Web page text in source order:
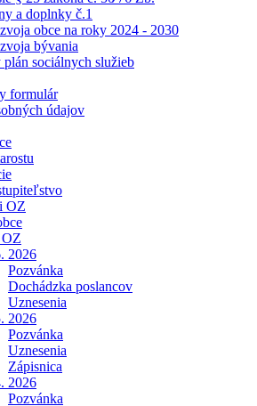
a doplnky č.1
obce na roky 2024 - 2030
bývania
sociálnych služieb
formulár
údajov
OZ
OZ
2026
Pozvánka
Dochádzka poslancov
Uznesenia
2026
Pozvánka
Uznesenia
Zápisnica
2026
Pozvánka